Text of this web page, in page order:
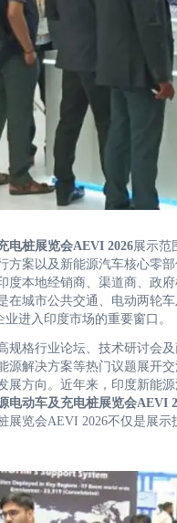
电桩展览会AEVI 2026展示范
方案以及新能源汽车核心零
度本地经销商、渠道商、政
在城市公共交通、电动两轮
进入印度市场的重要窗口。
规格行业论坛、技术研讨会
源解决方案等热门议题展开
展方向。近年来，印度新能
电动车及充电桩展览会AEVI
展览会AEVI 2026不仅是展